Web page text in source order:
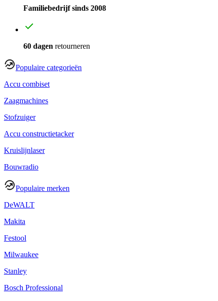
Familiebedrijf sinds 2008
60 dagen retourneren
Populaire categorieën
Accu combiset
Zaagmachines
Stofzuiger
Accu constructietacker
Kruislijnlaser
Bouwradio
Populaire merken
DeWALT
Makita
Festool
Milwaukee
Stanley
Bosch Professional